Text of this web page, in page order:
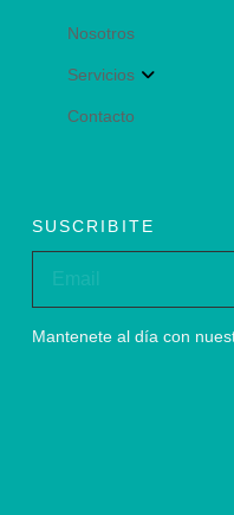
Nosotros
Servicios
Contacto
SUSCRIBITE
Mantenete al día con